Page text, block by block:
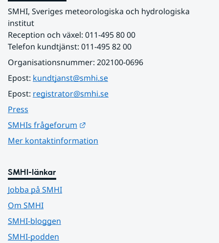
SMHI, Sveriges meteorologiska och hydrologiska
institut
Reception och växel: 011-495 80 00
Telefon kundtjänst: 011-495 82 00
Organisationsnummer: 202100-0696
Epost: kundtjanst@smhi.se
Epost: registrator@smhi.se
Press
SMHIs frågeforum
Mer kontaktinformation
SMHI-länkar
Jobba på SMHI
Om SMHI
SMHI-bloggen
SMHI-podden